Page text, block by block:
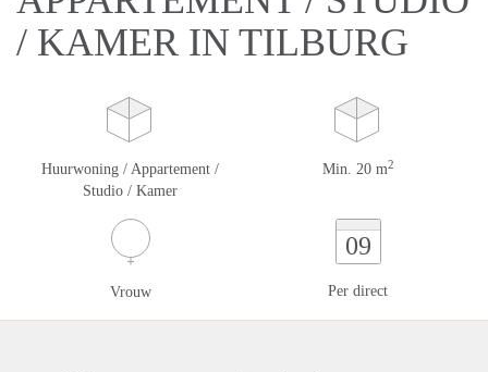
/ KAMER IN TILBURG
Huurwoning / Appartement /
Studio / Kamer
Min. 20 m2
Vrouw
09
Per direct